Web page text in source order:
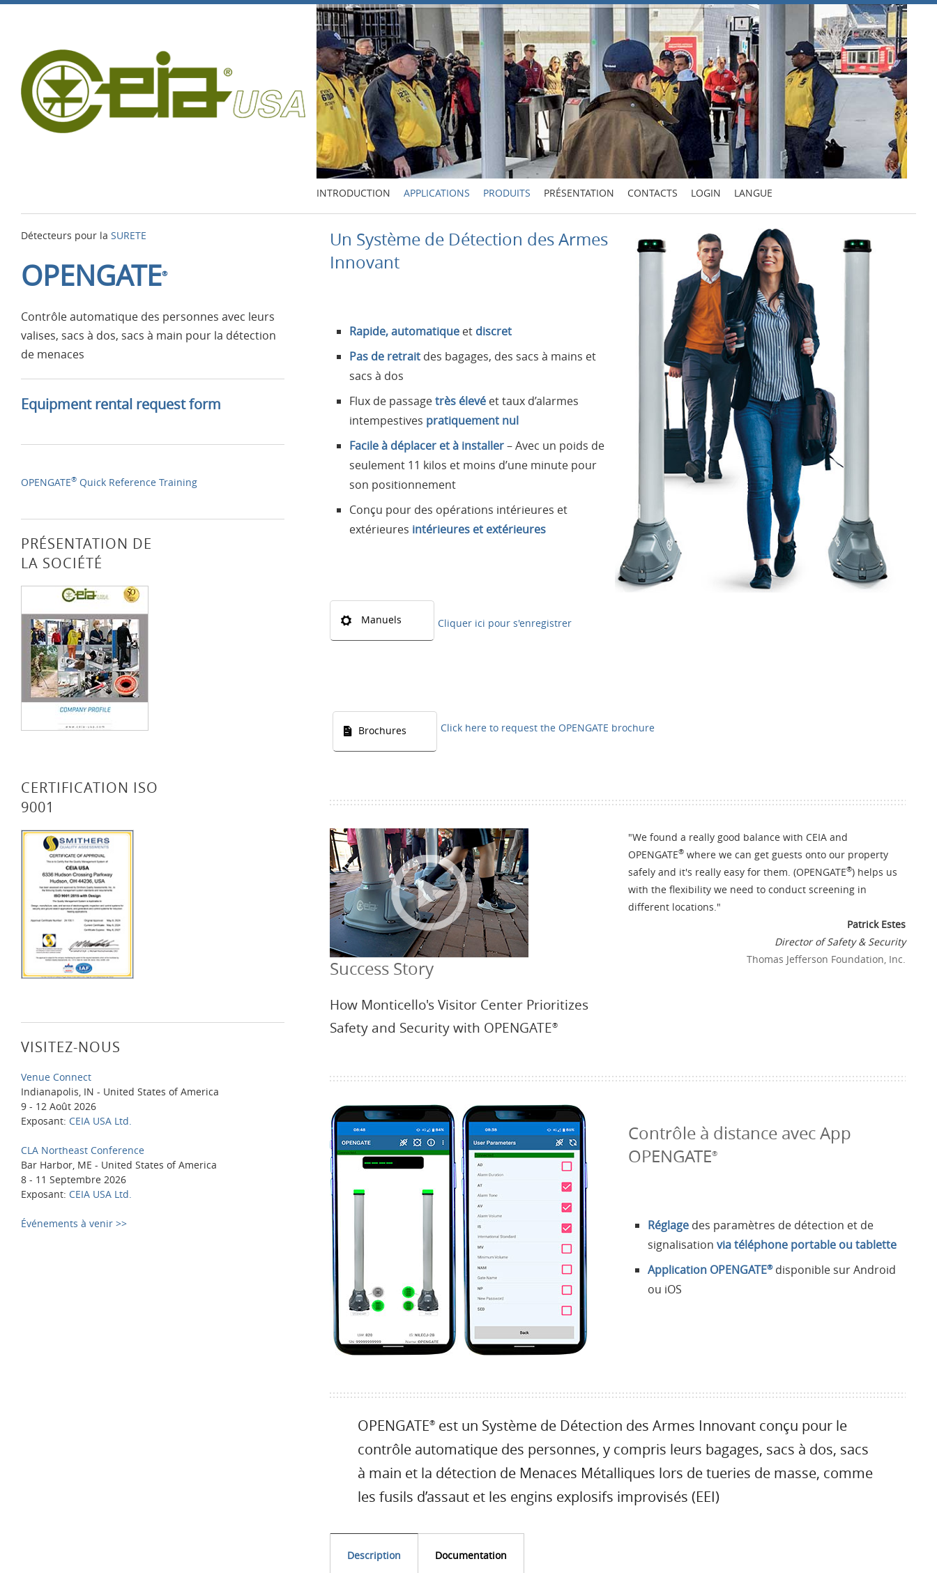
INTRODUCTION APPLICATIONS PRODUITS PRÉSENTATION CONTACTS LOGIN LANGUE
Détecteurs pour la SURETE
OPENGATE®
Contrôle automatique des personnes avec leurs
valises, sacs à dos, sacs à main pour la détection
de menaces
Equipment rental request form
OPENGATE® Quick Reference Training
PRÉSENTATION DE
LA SOCIÉTÉ
CERTIFICATION ISO
9001
VISITEZ-NOUS
Venue Connect
Indianapolis, IN - United States of America
9 - 12 Août 2026
Exposant: CEIA USA Ltd.
CLA Northeast Conference
Bar Harbor, ME - United States of America
8 - 11 Septembre 2026
Exposant: CEIA USA Ltd.
Événements à venir >>
Un Système de Détection des Armes
Innovant
Rapide, automatiqueet discret
Pas de retraitdes bagages, des sacs à mains et
sacs à dos
Flux de passagetrès élevéet taux d’alarmes
intempestives pratiquement nul
Facile à déplacer et à installer– Avec un poids de
seulement 11 kilos et moins d’une minute pour
son positionnement
Conçu pour des opérations intérieures et
extérieures intérieures et extérieures
Manuels Cliquer ici pour s'enregistrer
Brochures Click here to request the OPENGATE brochure
Success Story
How Monticello's Visitor Center Prioritizes
Safety and Security with OPENGATE®
"We found a really good balance with CEIA and
OPENGATE®where we can get guests onto our property
safely and it's really easy for them. (OPENGATE®) helps us
with the flexibility we need to conduct screening in
different locations."
Patrick Estes
Director of Safety & Security
Thomas Jefferson Foundation, Inc.
Contrôle à distance avec App
OPENGATE®
Réglagedes paramètres de détection et de
signalisation via téléphone portable ou tablette
Application OPENGATE®disponible sur Android
ou iOS
OPENGATE®est un Système de Détection des Armes Innovant conçu pour le
contrôle automatique des personnes, y compris leurs bagages, sacs à dos, sacs
à main et la détection de Menaces Métalliques lors de tueries de masse, comme
les fusils d’assaut et les engins explosifs improvisés (EEI)
Description Documentation